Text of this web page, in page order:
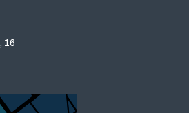
16